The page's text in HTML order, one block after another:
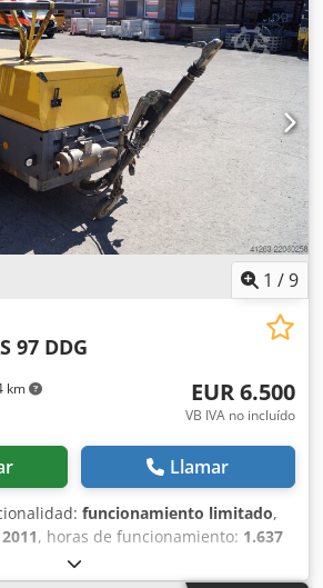
1 /9
km
97 DDG
EUR 6.500
VB IVA no incluído
Llamar
funcionamiento limitado,
2011, horas de funcionamiento: 1.637
XAS 97 DDG, año de fabricación
funcionamiento, caudal 5,3 m³,